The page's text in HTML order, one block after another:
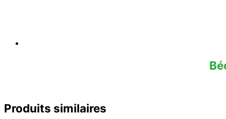
Produits similaires